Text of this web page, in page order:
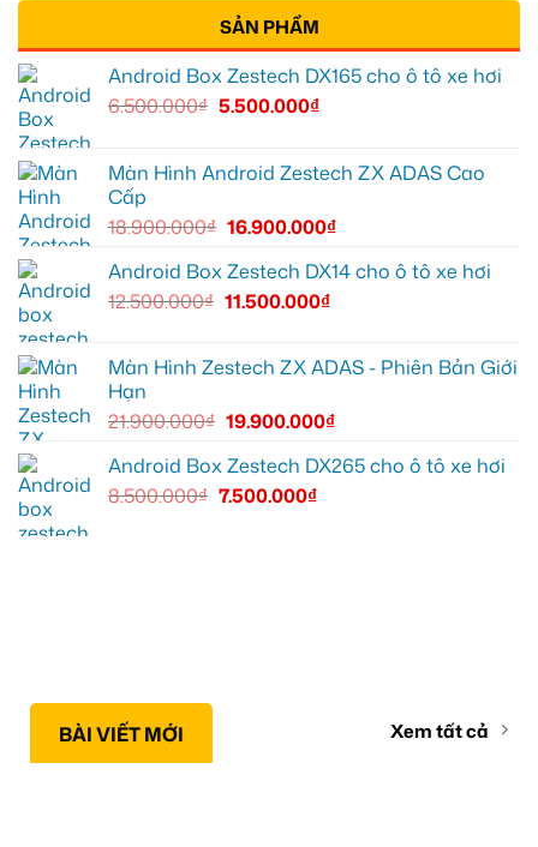
SẢN PHẨM
Android Box Zestech DX165 cho ô tô xe hơi
6.500.000₫ 5.500.000₫
Màn Hình Android Zestech ZX ADAS Cao
Cấp
18.900.000₫ 16.900.000₫
Android Box Zestech DX14 cho ô tô xe hơi
12.500.000₫ 11.500.000₫
Màn Hình Zestech ZX ADAS - Phiên Bản Giới
Hạn
21.900.000₫ 19.900.000₫
Android Box Zestech DX265 cho ô tô xe hơi
8.500.000₫ 7.500.000₫
BÀI VIẾT MỚI Xem tất cả